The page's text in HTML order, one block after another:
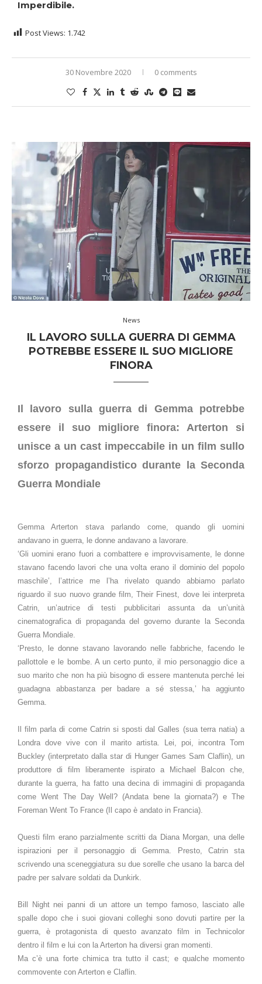
Imperdibile.
Post Views: 1.742
30 Novembre 2020 0 comments
News
IL LAVORO SULLA GUERRA DI GEMMA
POTREBBE ESSERE IL SUO MIGLIORE
FINORA
Il lavoro sulla guerra di Gemma potrebbe
essere il suo migliore finora: Arterton si
unisce a un cast impeccabile in un film sullo
sforzo propagandistico durante la Seconda
Guerra Mondiale
Gemma Arterton stava parlando come, quando gli uomini
andavano in guerra, le donne andavano a lavorare.
‘Gli uomini erano fuori a combattere e improvvisamente, le donne
stavano facendo lavori che una volta erano il dominio del popolo
maschile’, l’attrice me l’ha rivelato quando abbiamo parlato
riguardo il suo nuovo grande film, Their Finest, dove lei interpreta
Catrin, un’autrice di testi pubblicitari assunta da un’unità
cinematografica di propaganda del governo durante la Seconda
Guerra Mondiale.
‘Presto, le donne stavano lavorando nelle fabbriche, facendo le
pallottole e le bombe. A un certo punto, il mio personaggio dice a
suo marito che non ha più bisogno di essere mantenuta perché lei
guadagna abbastanza per badare a sé stessa,’ ha aggiunto
Gemma.
Il film parla di come Catrin si sposti dal Galles (sua terra natia) a
Londra dove vive con il marito artista. Lei, poi, incontra Tom
Buckley (interpretato dalla star di Hunger Games Sam Claflin), un
produttore di film liberamente ispirato a Michael Balcon che,
durante la guerra, ha fatto una decina di immagini di propaganda
come Went The Day Well? (Andata bene la giornata?) e The
Foreman Went To France (Il capo è andato in Francia).
Questi film erano parzialmente scritti da Diana Morgan, una delle
ispirazioni per il personaggio di Gemma. Presto, Catrin sta
scrivendo una sceneggiatura su due sorelle che usano la barca del
padre per salvare soldati da Dunkirk.
Bill Night nei panni di un attore un tempo famoso, lasciato alle
spalle dopo che i suoi giovani colleghi sono dovuti partire per la
guerra, è protagonista di questo avanzato film in Technicolor
dentro il film e lui con la Arterton ha diversi gran momenti.
Ma c’è una forte chimica tra tutto il cast; e qualche momento
commovente con Arterton e Claflin.